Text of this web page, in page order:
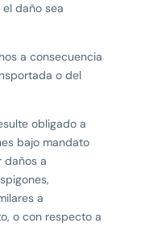
daño sea
a consecuencia
o del
obligado a
bajo mandato
daños a
a
o con respecto a